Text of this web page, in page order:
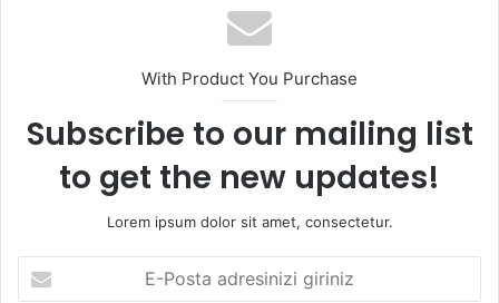
With Product You Purchase
Subscribe to our mailing list
to get the new updates!
Lorem ipsum dolor sit amet, consectetur.
Posta